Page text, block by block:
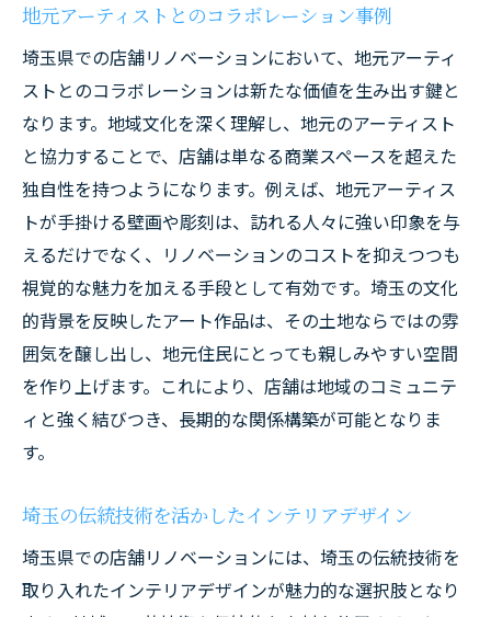
地元アーティストとのコラボレーション事例
埼玉県での店舗リノベーションにおいて、地元アーティ
ストとのコラボレーションは新たな価値を生み出す鍵と
なります。地域文化を深く理解し、地元のアーティスト
と協力することで、店舗は単なる商業スペースを超えた
独自性を持つようになります。例えば、地元アーティス
トが手掛ける壁画や彫刻は、訪れる人々に強い印象を与
えるだけでなく、リノベーションのコストを抑えつつも
視覚的な魅力を加える手段として有効です。埼玉の文化
的背景を反映したアート作品は、その土地ならではの雰
囲気を醸し出し、地元住民にとっても親しみやすい空間
を作り上げます。これにより、店舗は地域のコミュニテ
ィと強く結びつき、長期的な関係構築が可能となりま
す。
埼玉の伝統技術を活かしたインテリアデザイン
埼玉県での店舗リノベーションには、埼玉の伝統技術を
取り入れたインテリアデザインが魅力的な選択肢となり